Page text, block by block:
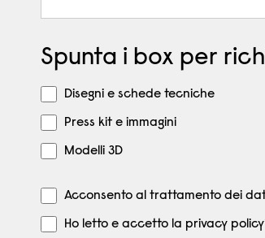
Spunta i box per
Disegni e schede tecniche
Press kit e immagini
Modelli 3D
Acconsento al trattamento dei
Ho letto e accetto la privacy